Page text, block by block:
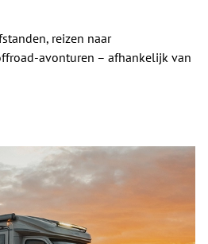
reizen naar
avonturen – afhankelijk van